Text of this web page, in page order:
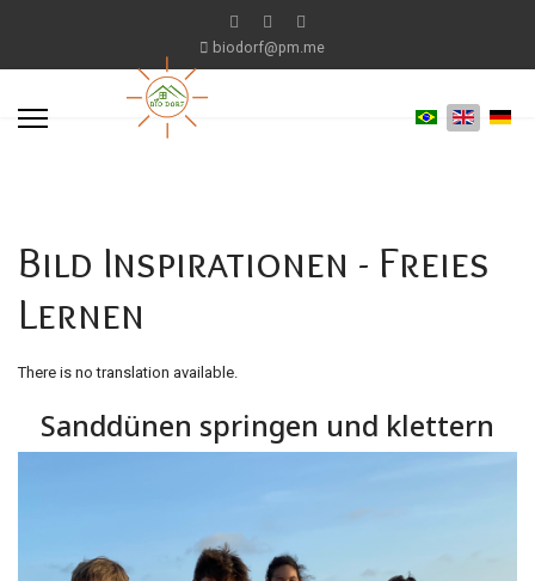
biodorf@pm.me
Bild Inspirationen - Freies
Lernen
There is no translation available.
Sanddünen springen und klettern